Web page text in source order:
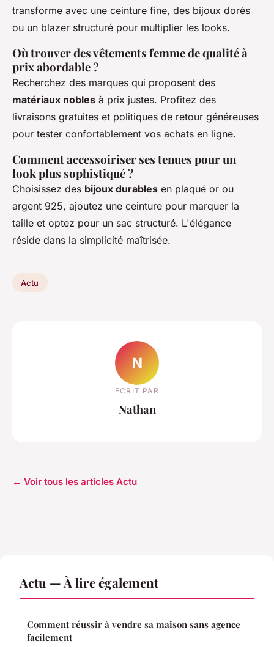
transforme avec une ceinture fine, des bijoux dorés
ou un blazer structuré pour multiplier les looks.
Où trouver des vêtements femme de qualité à
prix abordable ?
Recherchez des marques qui proposent des
matériaux nobles à prix justes. Profitez des
livraisons gratuites et politiques de retour généreuses
pour tester confortablement vos achats en ligne.
Comment accessoiriser ses tenues pour un
look plus sophistiqué ?
Choisissez des bijoux durables en plaqué or ou
argent 925, ajoutez une ceinture pour marquer la
taille et optez pour un sac structuré. L'élégance
réside dans la simplicité maîtrisée.
Actu
N
ECRIT PAR
Nathan
← Voir tous les articles Actu
Actu — À lire également
Comment réussir à vendre sa maison sans agence
facilement